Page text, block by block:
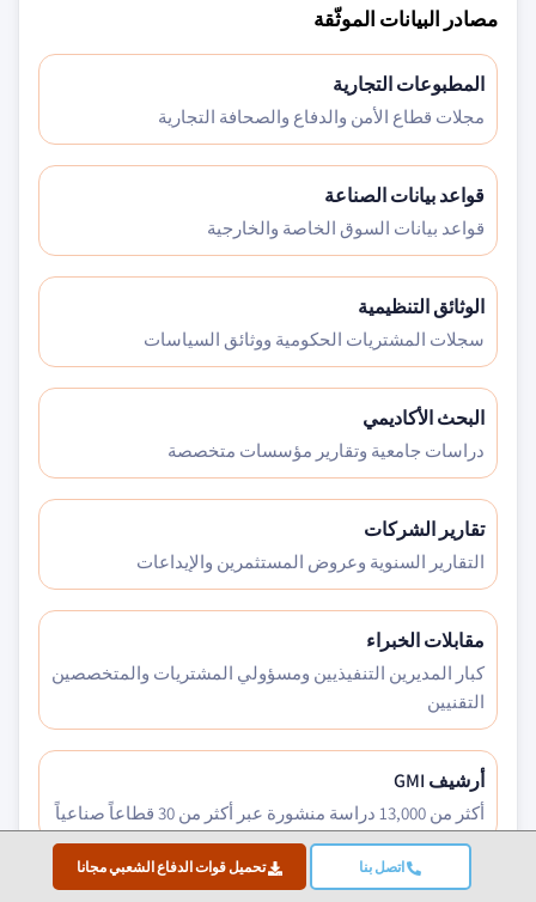
اتصل بنا تحميل قوات الدفاع الشعبي مجانا
مصادر البيانات الموثّقة
المطبوعات التجارية
مجلات قطاع الأمن والدفاع والصحافة التجارية
قواعد بيانات الصناعة
قواعد بيانات السوق الخاصة والخارجية
الوثائق التنظيمية
سجلات المشتريات الحكومية ووثائق السياسات
البحث الأكاديمي
دراسات جامعية وتقارير مؤسسات متخصصة
تقارير الشركات
التقارير السنوية وعروض المستثمرين والإيداعات
مقابلات الخبراء
كبار المديرين التنفيذيين ومسؤولي المشتريات والمتخصصين
التقنيين
أرشيف GMI
أكثر من 13,000 دراسة منشورة عبر أكثر من 30 قطاعاً صناعياً
بيانات التجارة